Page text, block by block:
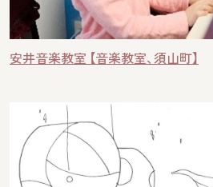
安井音楽教室 【音楽教室、須山町】